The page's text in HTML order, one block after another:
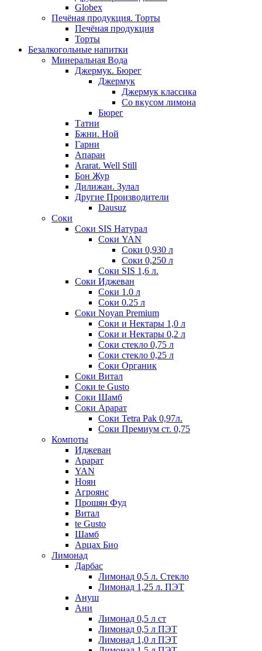
Globex
Печёная продукция. Торты
Печёная продукция
Торты
Безалкогольные напитки
Минеральная Вода
Джермук. Бюрег
Джермук
Джермук классика
Со вкусом лимона
Бюрег
Татни
Бжни. Ной
Гарни
Апаран
Ararat. Well Still
Бон Жур
Дилижан. Зулал
Другие Производители
Dausuz
Соки
Соки SIS Натурал
Соки YAN
Соки 0,930 л
Соки 0,250 л
Соки SIS 1,6 л.
Соки Иджеван
Соки 1.0 л
Соки 0.25 л
Соки Noyan Premium
Соки и Нектары 1,0 л
Соки и Нектары 0,2 л
Соки стекло 0,75 л
Соки стекло 0,25 л
Соки Органик
Соки Витал
Соки te Gusto
Соки Шамб
Соки Арарат
Соки Tetra Pak 0,97л.
Соки Премиум ст. 0,75
Компоты
Иджеван
Арарат
YAN
Ноян
Агроянс
Прошян Фуд
Витал
te Gusto
Шамб
Арцах Био
Лимонад
Дарбас
Лимонад 0,5 л. Стекло
Лимонад 1,25 л. ПЭТ
Ануш
Ани
Лимонад 0,5 л ст
Лимонад 0,5 л ПЭТ
Лимонад 1,0 л ПЭТ